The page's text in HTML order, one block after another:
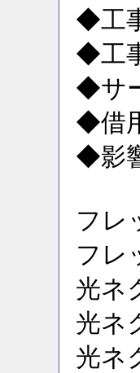
◆工
◆工
◆サ
◆借
◆影
フレ
フレ
光ネ
光ネ
光ネ